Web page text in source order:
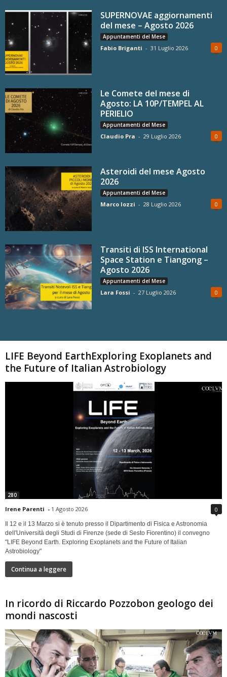
SUPERNOVAE aggiornamenti
del mese – Agosto 2026
Appuntamenti del Mese
Fabio Briganti - 31 Luglio 2026 0
Le Comete del mese di
Agosto: LA 10P/TEMPEL AL
PERIELIO
Appuntamenti del Mese
Claudio Pra - 29 Luglio 2026 0
Asteroidi del mese Agosto
2026
Appuntamenti del Mese
Marco Iozzi - 28 Luglio 2026 0
Transiti di ISS International
Space Station e Tiangong –
Agosto 2026
Appuntamenti del Mese
Lara Fossi - 27 Luglio 2026 0
LIFE Beyond EarthExploring Exoplanets and
the Future of Italian Astrobiology
280
Irene Parenti - 1 Agosto 2026 0
Il 12 e il 13 Marzo si è tenuto presso il Dipartimento di Fisica e Astronomia
dell'Università degli Studi di Firenze (sede di Sesto Fiorentino) il convegno
"LIFE Beyond Earth. Exploring Exoplanets and the Future of Italian
Astrobiology"
Continua a leggere
In ricordo di Riccardo Pozzobon geologo dei
mondi nascosti